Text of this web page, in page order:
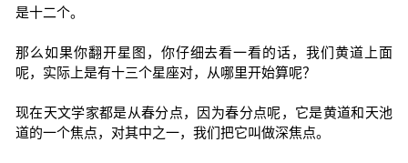
是十二个。
那么如果你翻开星图，你仔细去看一看的话，我们黄道上面
呢，实际上是有十三个星座对，从哪里开始算呢？
现在天文学家都是从春分点，因为春分点呢，它是黄道和天池
道的一个焦点，对其中之一，我们把它叫做深焦点。